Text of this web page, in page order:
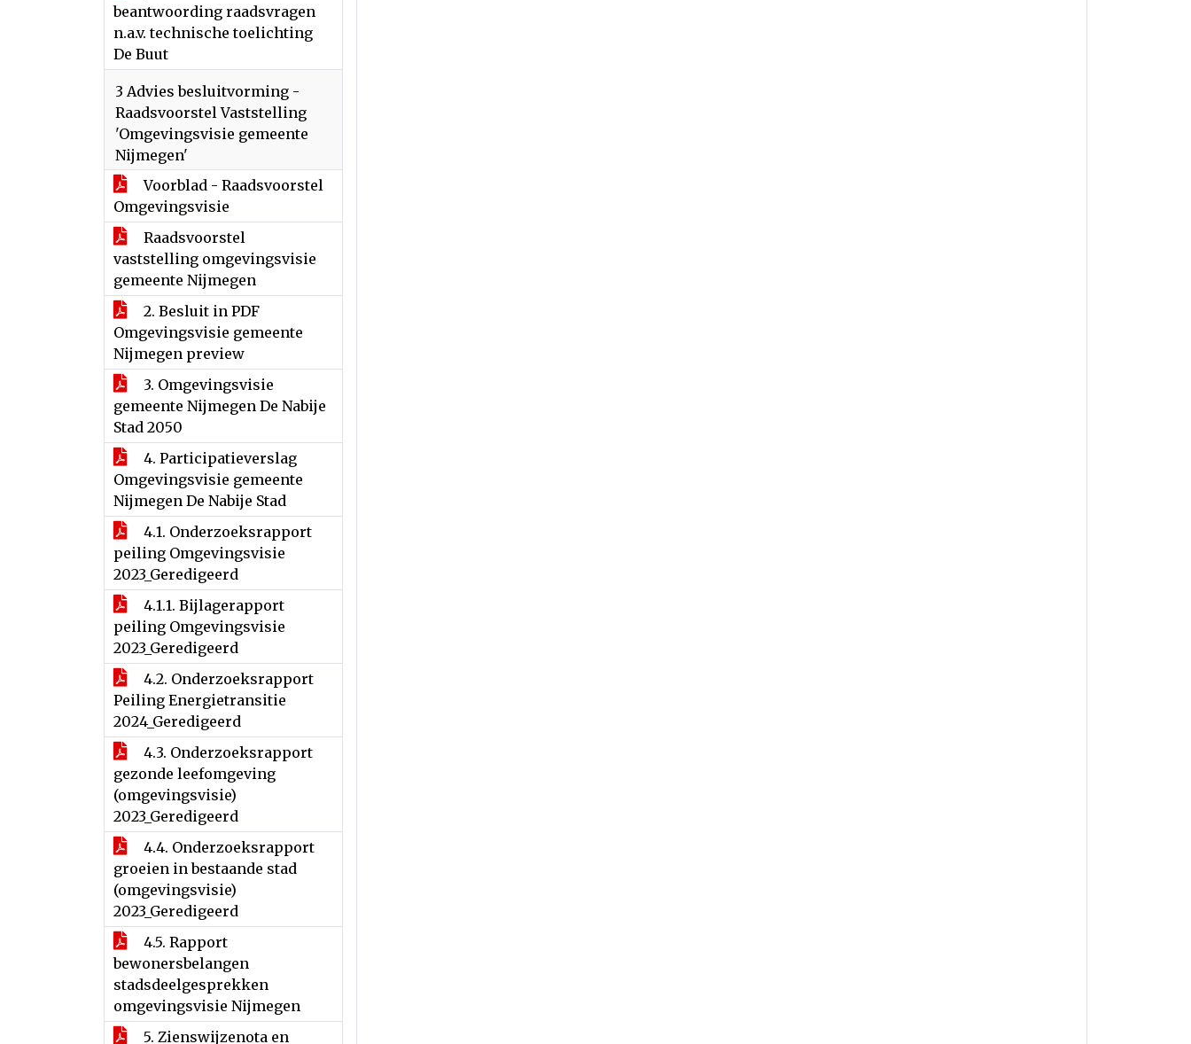
beantwoording raadsvragen
n.a.v. technische toelichting
De Buut
3 Advies besluitvorming -
Raadsvoorstel Vaststelling
'Omgevingsvisie gemeente
Nijmegen'
Voorblad - Raadsvoorstel
Omgevingsvisie
Raadsvoorstel
vaststelling omgevingsvisie
gemeente Nijmegen
2. Besluit in PDF
Omgevingsvisie gemeente
Nijmegen preview
3. Omgevingsvisie
gemeente Nijmegen De Nabije
Stad 2050
4. Participatieverslag
Omgevingsvisie gemeente
Nijmegen De Nabije Stad
4.1. Onderzoeksrapport
peiling Omgevingsvisie
2023_Geredigeerd
4.1.1. Bijlagerapport
peiling Omgevingsvisie
2023_Geredigeerd
4.2. Onderzoeksrapport
Peiling Energietransitie
2024_Geredigeerd
4.3. Onderzoeksrapport
gezonde leefomgeving
(omgevingsvisie)
2023_Geredigeerd
4.4. Onderzoeksrapport
groeien in bestaande stad
(omgevingsvisie)
2023_Geredigeerd
4.5. Rapport
bewonersbelangen
stadsdeelgesprekken
omgevingsvisie Nijmegen
5. Zienswijzenota en